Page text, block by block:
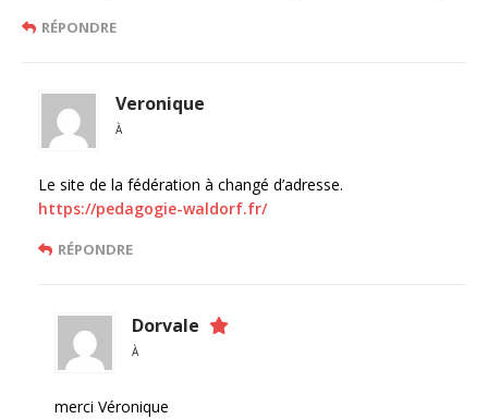
RÉPONDRE
Veronique
À
Le site de la fédération à changé d’adresse.
https://pedagogie-waldorf.fr/
RÉPONDRE
Dorvale
À
merci Véronique